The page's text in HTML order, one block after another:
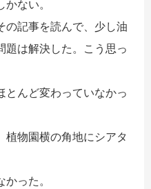
ない。
記事を読んで、少し油
題は解決した。こう思っ
んど変わっていなかっ
物園横の角地にシアタ
った。